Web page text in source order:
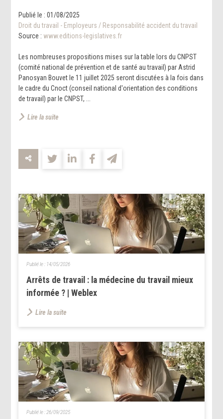
Publié le :01/08/2025
Droit du travail - Employeurs / Responsabilité accident du travail
Source : www.editions-legislatives.fr
Les nombreuses propositions mises sur la table lors du CNPST
(comité national de prévention et de santé au travail) par Astrid
Panosyan Bouvet le 11 juillet 2025 seront discutées à la fois dans
le cadre du Cnoct (conseil national d'orientation des conditions
de travail) par le CNPST, ...
Lire la suite
Arrêts de travail : la médecine du travail mieux
informée ? | Weblex
Publié le : 14/05/2026
Lire la suite
Publié le : 26/09/2025